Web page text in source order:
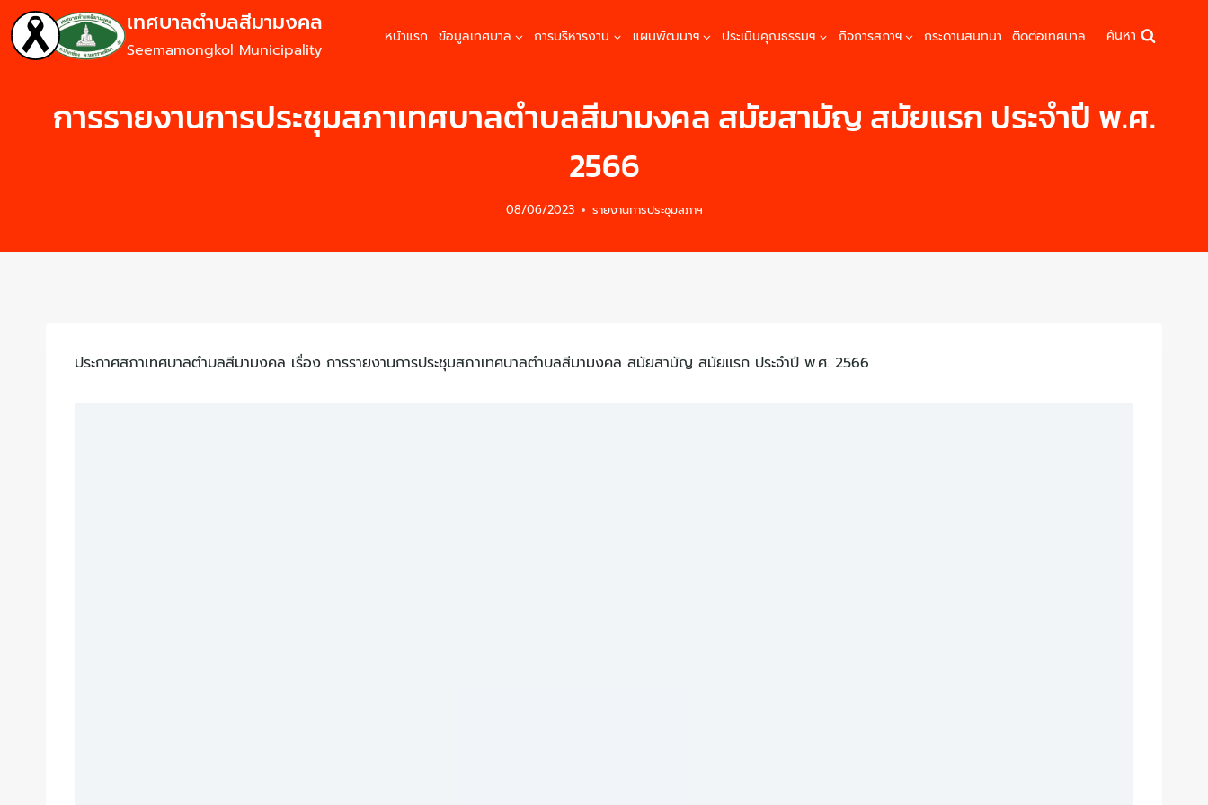
เทศบาลตำบลสีมามงคล
Seemamongkol Municipality
หน้าแรก ข้อมูลเทศบาล การบริหารงาน แผนพัฒนาฯ ประเมินคุณธรรมฯ กิจการสภาฯ กระดานสนทนา ติดต่อเทศบาล ค้นหา
การรายงานการประชุมสภาเทศบาลตำบลสีมามงคล สมัยสามัญ สมัยแรก ประจำปี พ.ศ.
2566
08/06/2023 รายงานการประชุมสภาฯ
ประกาศสภาเทศบาลตำบลสีมามงคล เรื่อง การรายงานการประชุมสภาเทศบาลตำบลสีมามงคล สมัยสามัญ สมัยแรก ประจำปี พ.ศ. 2566